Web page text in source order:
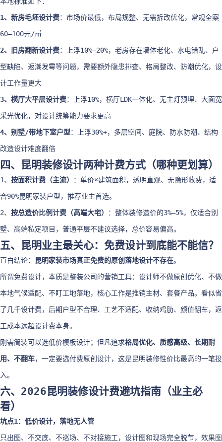
1、新房毛坯设计费：市场价最低，布局规整、无需拆改优化，常规全案
60–100元/㎡
2、旧房翻新设计费：上浮10%–20%，老房存在墙体老化、水电错乱、户
型缺陷、返潮发霉等问题，需要额外隐患排查、格局整改、防潮优化，设
计工作量更大
3、横厅大平层设计费：上浮10%，横厅LDK一体化、无主灯预埋、大面宽
采光优化，对设计统筹能力要求更高
4、别墅/带地下室户型：上浮30%+，多层空间、庭院、防水防潮、结构
改造设计难度翻倍
四、昆明装修设计两种计费方式（哪种更划算）
1、 按面积计费（主流） ：单价×建筑面积，透明直观、无隐形收费，适
合90%昆明家装户型，推荐业主首选。
2、 按总造价比例计费（高端大宅） ：整体装修造价的3%–5%，仅适合别
墅、高端私定项目，普通平层不建议选择，总价容易偏高。
五、昆明业主最关心：免费设计到底能不能信？
直白结论： 昆明家装市场真正免费的原创落地设计不存在。
所谓免费设计，本质是整装公司的营销工具：设计师不做原创优化、不做
本地气候适配、不盯工地落地，核心工作是推销主材、套餐产品。看似省
了几千设计费，后期户型不合理、工艺不适配、收纳鸡肋、颜值翻车，返
工成本远超设计费本身。
刚需简装可以选低价模板设计；但凡追求格局优化、质感高级、长期耐
用、不翻车，一定要选付费原创设计，这是昆明装修性价比最高的一笔投
入。
六、2026昆明装修设计费避坑指南（业主必
看）
坑点1：低价设计，落地无人管
只出图、不交底、不巡场、不对接施工，设计图和现场完全脱节，效果图